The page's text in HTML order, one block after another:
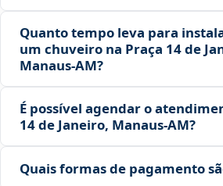
Quanto tempo leva para
um chuveiro na Praça 14 de
Manaus‑AM?
É possível agendar o
14 de Janeiro, Manaus‑AM?
Quais formas de pagamento